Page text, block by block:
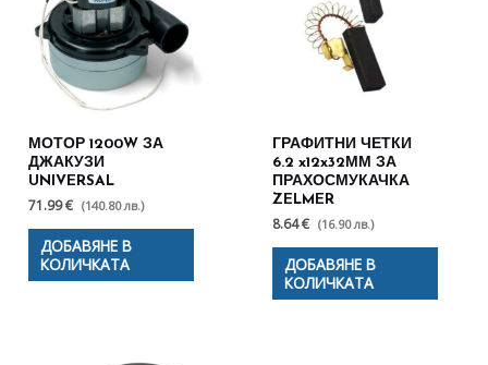
МОТОР 1200W ЗА
ДЖАКУЗИ
UNIVERSAL
71.99 € (140.80 лв.)
ДОБАВЯНЕ В
КОЛИЧКАТА
ГРАФИТНИ ЧЕТКИ
6.2 x12x32ММ ЗА
ПРАХОСМУКАЧКА
ZELMER
8.64 € (16.90 лв.)
ДОБАВЯНЕ В
КОЛИЧКАТА